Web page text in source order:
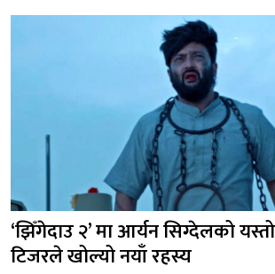
‘झिँगेदाउ २’ मा आर्यन सिग्देलको
टिजरले खोल्यो नयाँ रहस्य